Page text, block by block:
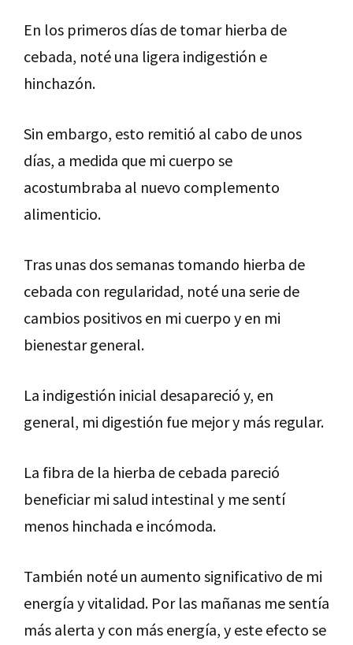
En los primeros días de tomar hierba de
cebada, noté una ligera indigestión e
hinchazón.
Sin embargo, esto remitió al cabo de unos
días, a medida que mi cuerpo se
acostumbraba al nuevo complemento
alimenticio.
Tras unas dos semanas tomando hierba de
cebada con regularidad, noté una serie de
cambios positivos en mi cuerpo y en mi
bienestar general.
La indigestión inicial desapareció y, en
general, mi digestión fue mejor y más regular.
La fibra de la hierba de cebada pareció
beneficiar mi salud intestinal y me sentí
menos hinchada e incómoda.
También noté un aumento significativo de mi
energía y vitalidad. Por las mañanas me sentía
más alerta y con más energía, y este efecto se